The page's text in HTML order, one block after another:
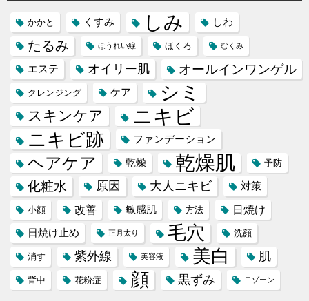
かかと くすみ しみ しわ
たるみ ほうれい線 ほくろ むくみ
エステ オイリー肌 オールインワンゲル
クレンジング ケア シミ
スキンケア ニキビ
ニキビ跡 ファンデーション
ヘアケア 乾燥 乾燥肌 予防
化粧水 原因 大人ニキビ 対策
小顔 改善 敏感肌 方法 日焼け
日焼け止め 正月太り 毛穴 洗顔
消す 紫外線 美容液 美白 肌
背中 花粉症 顔 黒ずみ Ｔゾーン